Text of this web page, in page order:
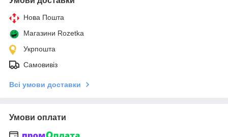
Нова Пошта
Магазини Rozetka
Укрпошта
Самовивіз
Всі умови доставки
Умови оплати